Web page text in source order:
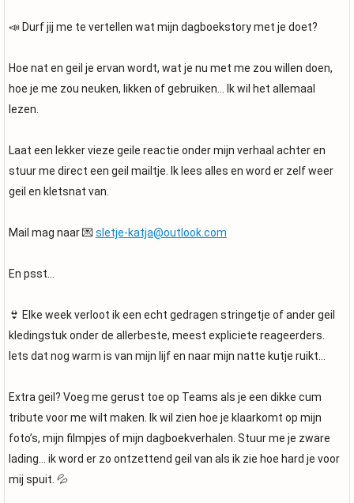
📣 Durf jij me te vertellen wat mijn dagboekstory met je doet?
Hoe nat en geil je ervan wordt, wat je nu met me zou willen doen,
hoe je me zou neuken, likken of gebruiken… Ik wil het allemaal
lezen.
Laat een lekker vieze geile reactie onder mijn verhaal achter en
stuur me direct een geil mailtje. Ik lees alles en word er zelf weer
geil en kletsnat van.
Mail mag naar 💌 sletje-katja@outlook.com
En psst…
👙 Elke week verloot ik een echt gedragen stringetje of ander geil
kledingstuk onder de allerbeste, meest expliciete reageerders.
Iets dat nog warm is van mijn lijf en naar mijn natte kutje ruikt…
Extra geil? Voeg me gerust toe op Teams als je een dikke cum
tribute voor me wilt maken. Ik wil zien hoe je klaarkomt op mijn
foto’s, mijn filmpjes of mijn dagboekverhalen. Stuur me je zware
lading… ik word er zo ontzettend geil van als ik zie hoe hard je voor
mij spuit. 💦